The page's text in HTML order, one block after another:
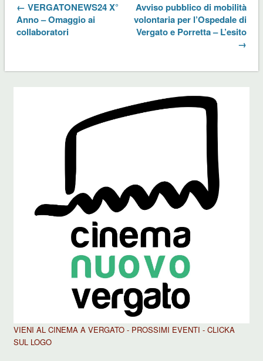
← VERGATONEWS24 X°
Anno – Omaggio ai
collaboratori
Avviso pubblico di mobilità
volontaria per l’Ospedale di
Vergato e Porretta – L’esito
→
VIENI AL CINEMA A VERGATO - PROSSIMI EVENTI - CLICKA
SUL LOGO